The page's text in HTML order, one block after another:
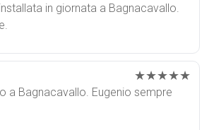
in giornata a Bagnacavallo.
★★★★★
a Bagnacavallo. Eugenio sempre